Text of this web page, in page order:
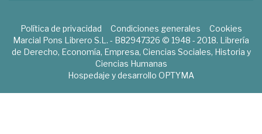
Política de privacidad Condiciones generales
Cookies
Marcial Pons Librero S.L. - B82947326 © 1948 - 2018. Librería
de Derecho, Economía, Empresa, Ciencias Sociales, Historia y
Ciencias Humanas
Hospedaje y desarrollo OPTYMA